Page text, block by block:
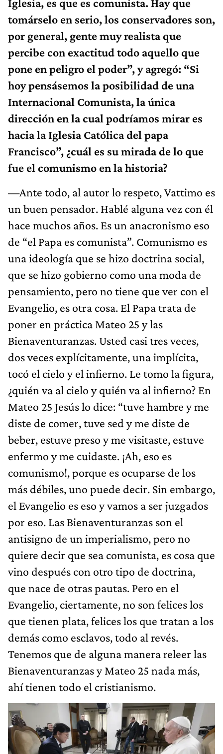
Iglesia, es que es comunista. Hay que
tomárselo en serio, los conservadores son,
por general, gente muy realista que
percibe con exactitud todo aquello que
pone en peligro el poder”, y agregó: “Si
hoy pensásemos la posibilidad de una
Internacional Comunista, la única
dirección en la cual podríamos mirar es
hacia la Iglesia Católica del papa
Francisco”, ¿cuál es su mirada de lo que
fue el comunismo en la historia?
—Ante todo, al autor lo respeto, Vattimo es
un buen pensador. Hablé alguna vez con él
hace muchos años. Es un anacronismo eso
de “el Papa es comunista”. Comunismo es
una ideología que se hizo doctrina social,
que se hizo gobierno como una moda de
pensamiento, pero no tiene que ver con el
Evangelio, es otra cosa. El Papa trata de
poner en práctica Mateo 25 y las
Bienaventuranzas. Usted casi tres veces,
dos veces explícitamente, una implícita,
tocó el cielo y el infierno. Le tomo la figura,
¿quién va al cielo y quién va al infierno? En
Mateo 25 Jesús lo dice: “tuve hambre y me
diste de comer, tuve sed y me diste de
beber, estuve preso y me visitaste, estuve
enfermo y me cuidaste. ¡Ah, eso es
comunismo!, porque es ocuparse de los
más débiles, uno puede decir. Sin embargo,
el Evangelio es eso y vamos a ser juzgados
por eso. Las Bienaventuranzas son el
antisigno de un imperialismo, pero no
quiere decir que sea comunista, es cosa que
vino después con otro tipo de doctrina,
que nace de otras pautas. Pero en el
Evangelio, ciertamente, no son felices los
que tienen plata, felices los que tratan a los
demás como esclavos, todo al revés.
Tenemos que de alguna manera releer las
Bienaventuranzas y Mateo 25 nada más,
ahí tienen todo el cristianismo.